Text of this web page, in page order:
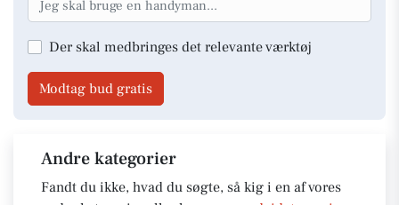
Der skal medbringes det relevante værktøj
Modtag bud gratis
Andre kategorier
Fandt du ikke, hvad du søgte, så kig i en af vores